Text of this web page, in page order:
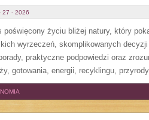
27 - 2026
poświęcony życiu bliżej natury, który
wyrzeczeń, skomplikowanych
praktyczne podpowiedzi oraz
gotowania, energii, recyklingu,